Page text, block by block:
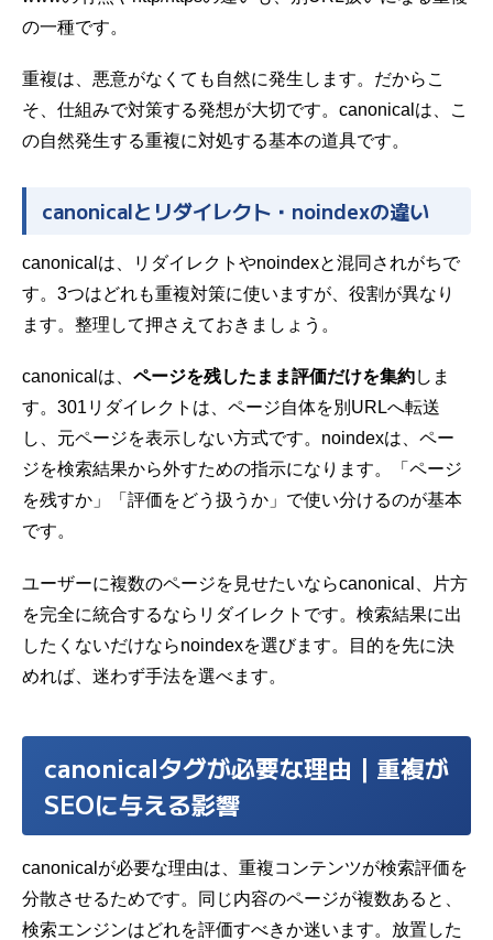
の一種です。
重複は、悪意がなくても自然に発生します。だからこ
そ、仕組みで対策する発想が大切です。canonicalは、こ
の自然発生する重複に対処する基本の道具です。
canonicalとリダイレクト・noindexの違い
canonicalは、リダイレクトやnoindexと混同されがちで
す。3つはどれも重複対策に使いますが、役割が異なり
ます。整理して押さえておきましょう。
canonicalは、 ページを残したまま評価だけを集約しま
す。301リダイレクトは、ページ自体を別URLへ転送
し、元ページを表示しない方式です。noindexは、ペー
ジを検索結果から外すための指示になります。「ページ
を残すか」「評価をどう扱うか」で使い分けるのが基本
です。
ユーザーに複数のページを見せたいならcanonical、片方
を完全に統合するならリダイレクトです。検索結果に出
したくないだけならnoindexを選びます。目的を先に決
めれば、迷わず手法を選べます。
canonicalタグが必要な理由｜重複が
SEOに与える影響
canonicalが必要な理由は、重複コンテンツが検索評価を
分散させるためです。同じ内容のページが複数あると、
検索エンジンはどれを評価すべきか迷います。放置した